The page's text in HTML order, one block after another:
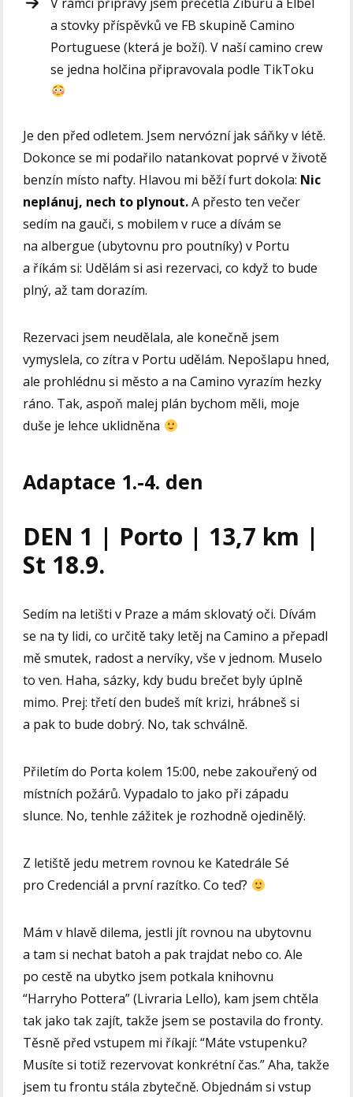
a stovky příspěvků ve FB skupině Camino
Portuguese (která je boží). V naší camino crew
se jedna holčina připravovala podle TikToku
Je den před odletem. Jsem nervózní jak sáňky v létě.
Dokonce se mi podařilo natankovat poprvé v životě
benzín místo nafty. Hlavou mi běží furt dokola: Nic
neplánuj, nech to plynout.A přesto ten večer
sedím na gauči, s mobilem v ruce a dívám se
na albergue (ubytovnu pro poutníky) v Portu
a říkám si: Udělám si asi rezervaci, co když to bude
plný, až tam dorazím.
Rezervaci jsem neudělala, ale konečně jsem
vymyslela, co zítra v Portu udělám. Nepošlapu hned,
ale prohlédnu si město a na Camino vyrazím hezky
ráno. Tak, aspoň malej plán bychom měli, moje
duše je lehce uklidněna
Adaptace 1.-4. den
DEN 1 | Porto | 13,7 km |
St 18.9.
Sedím na letišti v Praze a mám sklovatý oči. Dívám
se na ty lidi, co určitě taky letěj na Camino a přepadl
mě smutek, radost a nervíky, vše v jednom. Muselo
to ven. Haha, sázky, kdy budu brečet byly úplně
mimo. Prej: třetí den budeš mít krizi, hrábneš si
a pak to bude dobrý. No, tak schválně.
Přiletím do Porta kolem 15:00, nebe zakouřený od
místních požárů. Vypadalo to jako při západu
slunce. No, tenhle zážitek je rozhodně ojedinělý.
Z letiště jedu metrem rovnou ke Katedrále Sé
pro Credenciál a první razítko. Co teď?
Mám v hlavě dilema, jestli jít rovnou na ubytovnu
a tam si nechat batoh a pak trajdat nebo co. Ale
po cestě na ubytko jsem potkala knihovnu
“Harryho Pottera” (Livraria Lello), kam jsem chtěla
tak jako tak zajít, takže jsem se postavila do fronty.
Těsně před vstupem mi říkají: “Máte vstupenku?
Musíte si totiž rezervovat konkrétní čas.” Aha, takže
jsem tu frontu stála zbytečně. Objednám si vstup